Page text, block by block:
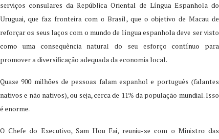
serviços consulares da República Oriental de Língua Espanhola do
Uruguai, que faz fronteira com o Brasil, que o objetivo de Macau de
reforçar os seus laços com o mundo de língua espanhola deve ser visto
como uma consequência natural do seu esforço contínuo para
promover a diversificação adequada da economia local.
Quase 900 milhões de pessoas falam espanhol e português (falantes
nativos e não nativos), ou seja, cerca de 11% da população mundial. Isso
é enorme.
O Chefe do Executivo, Sam Hou Fai, reuniu-se com o Ministro das